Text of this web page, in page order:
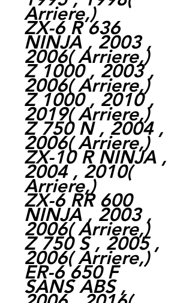
Arriere,)
ZX-6 R 636
NINJA , 2003 ,
2006( Arriere,)
Z 1000 , 2003 ,
2006( Arriere,)
Z 1000 , 2010 ,
2019( Arriere,)
Z 750 N , 2004 ,
2006( Arriere,)
ZX-10 R NINJA ,
2004 , 2010(
Arriere,)
ZX-6 RR 600
NINJA , 2003 ,
2006( Arriere,)
Z 750 S , 2005 ,
2006( Arriere,)
ER-6 650 F
SANS ABS ,